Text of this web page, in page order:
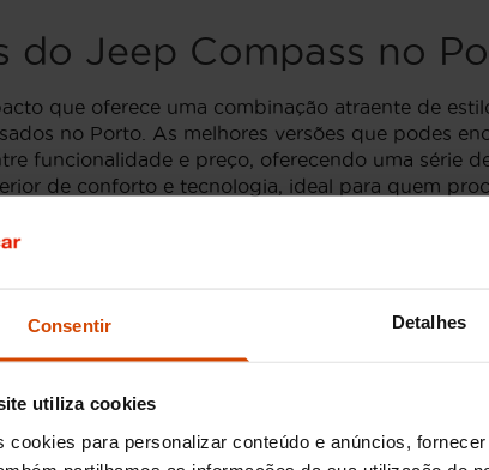
Consentir Detalhes
utiliza cookies
cookies para personalizar conteúdo e anúncios,
do Jeep Compass no
que oferece uma combinação atraente de
no Porto. As melhores versões que podes
funcionalidade e preço, oferecendo uma série
de conforto e tecnologia, ideal para quem
excepcionais.
na Flexicar, podes ter a certeza de encontrar
no Porto
para se adaptar a diferentes
equilíbrio entre potência e economia de